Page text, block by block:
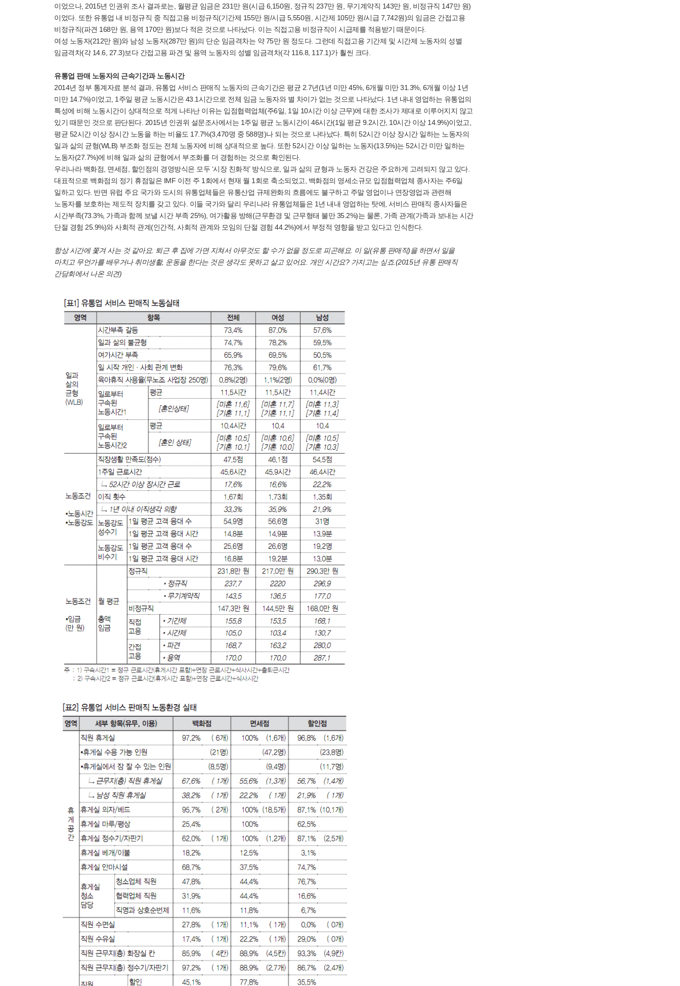
이었으나, 2015년 인권위 조사 결과로는, 월평균 임금은 231만 원(시급 6,150원, 정규직 237만 원, 무기계약직 143만 원, 비정규직 147만 원)
이었다. 또한 유통업 내 비정규직 중 직접고용 비정규직(기간제 155만 원/시급 5,550원, 시간제 105만 원/시급 7,742원)의 임금은 간접고용
비정규직(파견 168만 원, 용역 170만 원)보다 적은 것으로 나타났다. 이는 직접고용 비정규직이 시급제를 적용받기 때문이다.
여성 노동자(212만 원)와 남성 노동자(287만 원)의 단순 임금격차는 약 75만 원 정도다. 그런데 직접고용 기간제 및 시간제 노동자의 성별
임금격차(각 14.6, 27.3)보다 간접고용 파견 및 용역 노동자의 성별 임금격차(각 116.8, 117.1)가 훨씬 크다.
유통업 판매 노동자의 근속기간과 노동시간
2014년 정부 통계자료 분석 결과, 유통업 서비스 판매직 노동자의 근속기간은 평균 2.7년(1년 미만 45%, 6개월 미만 31.3%, 6개월 이상 1년
미만 14.7%)이었고, 1주일 평균 노동시간은 43.1시간으로 전체 임금 노동자와 별 차이가 없는 것으로 나타났다. 1년 내내 영업하는 유통업의
특성에 비해 노동시간이 상대적으로 적게 나타난 이유는 입점협력업체(주6일, 1일 10시간 이상 근무)에 대한 조사가 제대로 이루어지지 않고
있기 때문인 것으로 판단된다. 2015년 인권위 설문조사에서는 1주일 평균 노동시간이 46시간(1일 평균 9.2시간, 10시간 이상 14.9%)이었고,
평균 52시간 이상 장시간 노동을 하는 비율도 17.7%(3,470명 중 588명)나 되는 것으로 나타났다. 특히 52시간 이상 장시간 일하는 노동자의
일과 삶의 균형(WLB) 부조화 정도는 전체 노동자에 비해 상대적으로 높다. 또한 52시간 이상 일하는 노동자(13.5%)는 52시간 미만 일하는
노동자(27.7%)에 비해 일과 삶의 균형에서 부조화를 더 경험하는 것으로 확인된다.
우리나라 백화점, 면세점, 할인점의 경영방식은 모두 ‘시장 친화적’ 방식으로, 일과 삶의 균형과 노동자 건강은 주요하게 고려되지 않고 있다.
대표적으로 백화점의 정기 휴점일은 IMF 이전 주 1회에서 현재 월 1회로 축소되었고, 백화점의 영세소규모 입점협력업체 종사자는 주6일
일하고 있다. 반면 유럽 주요 국가와 도시의 유통업체들은 유통산업 규제완화의 흐름에도 불구하고 주말 영업이나 연장영업과 관련해
노동자를 보호하는 제도적 장치를 갖고 있다. 이들 국가와 달리 우리나라 유통업체들은 1년 내내 영업하는 탓에, 서비스 판매직 종사자들은
시간부족(73.3%, 가족과 함께 보낼 시간 부족 25%), 여가활용 방해(근무환경 및 근무형태 불만 35.2%)는 물론, 가족 관계(가족과 보내는 시간
단절 경험 25.9%)와 사회적 관계(인간적, 사회적 관계와 모임의 단절 경험 44.2%)에서 부정적 영향을 받고 있다고 인식한다.
항상 시간에 쫓겨 사는 것 같아요. 퇴근 후 집에 가면 지쳐서 아무것도 할 수가 없을 정도로 피곤해요. 이 일(유통 판매직)을 하면서 일을
마치고 무언가를 배우거나 취미생활, 운동을 한다는 것은 생각도 못하고 살고 있어요. 개인 시간요? 가지고는 싶죠.(2015년 유통 판매직
간담회에서 나온 의견)